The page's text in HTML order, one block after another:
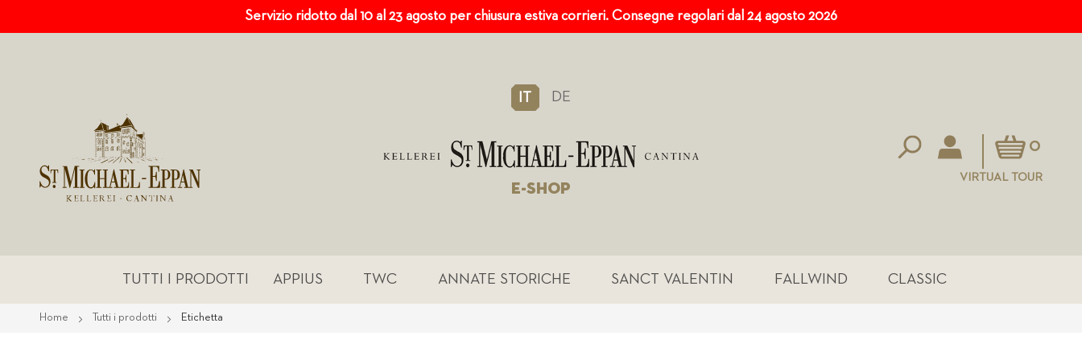
Servizio ridotto dal 10 al 23 agosto per chiusura estiva corrieri. Consegne regolari dal 24 agosto 2026
IT DE
E-SHOP
Carrello0
VIRTUAL TOUR
TUTTI I PRODOTTI APPIUS TWC ANNATE STORICHE SANCT VALENTIN FALLWIND CLASSIC
Home Tutti i prodotti Etichetta